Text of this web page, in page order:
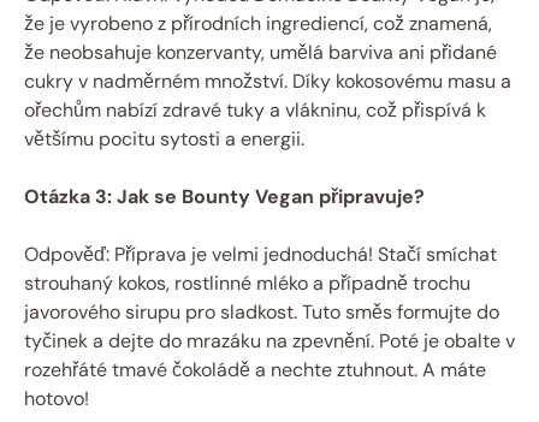
že je vyrobeno z přírodních ingrediencí, což znamená,
že neobsahuje konzervanty, umělá barviva ani přidané
cukry v nadměrném množství. Díky kokosovému masu a
ořechům nabízí zdravé tuky a vlákninu, což přispívá k
většímu pocitu sytosti a energii.
Otázka 3: Jak se Bounty Vegan připravuje?
Odpověď: Příprava je velmi jednoduchá! Stačí smíchat
strouhaný kokos, rostlinné mléko a případně trochu
javorového sirupu pro sladkost. Tuto směs formujte do
tyčinek a dejte do mrazáku na zpevnění. Poté je obalte v
rozehřáté tmavé čokoládě a nechte ztuhnout. A máte
hotovo!